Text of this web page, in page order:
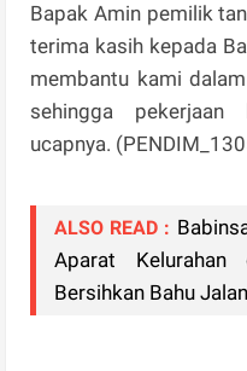
Bapak Amin pemilik
terima kasih kepada
membantu kami
sehingga pekerjaan
ucapnya.
ALSO READ :
Aparat
Bersihkan Bahu Jalan